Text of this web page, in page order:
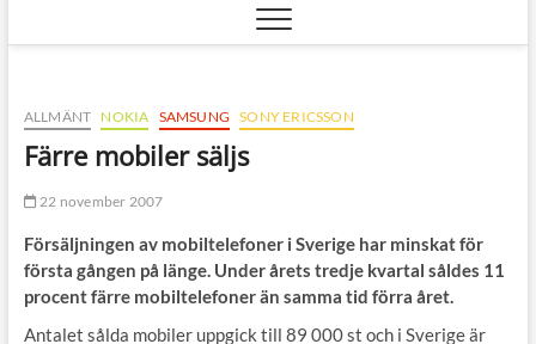
ALLMÄNT NOKIA SAMSUNG SONY ERICSSON
Färre mobiler säljs
22 november 2007
Försäljningen av mobiltelefoner i Sverige har minskat för
första gången på länge. Under årets tredje kvartal såldes 11
procent färre mobiltelefoner än samma tid förra året.
Antalet sålda mobiler uppgick till 89 000 st och i Sverige är